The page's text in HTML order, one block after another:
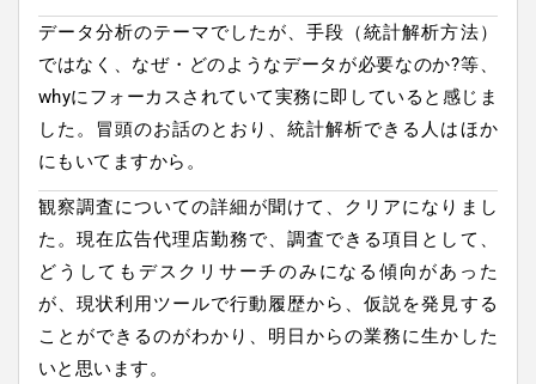
データ分析のテーマでしたが、手段（統計解析方法）
ではなく、なぜ・どのようなデータが必要なのか?等、
whyにフォーカスされていて実務に即していると感じま
した。冒頭のお話のとおり、統計解析できる人はほか
にもいてますから。
観察調査についての詳細が聞けて、クリアになりまし
た。現在広告代理店勤務で、調査できる項目として、
どうしてもデスクリサーチのみになる傾向があった
が、現状利用ツールで行動履歴から、仮説を発見する
ことができるのがわかり、明日からの業務に生かした
いと思います。